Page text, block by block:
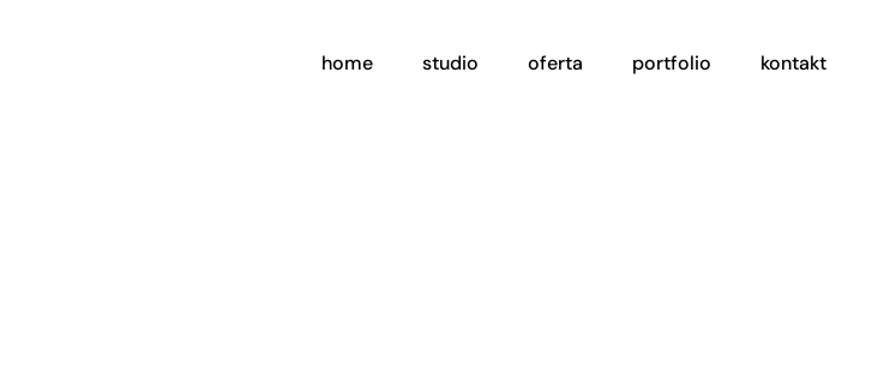
home studio oferta portfolio kontakt